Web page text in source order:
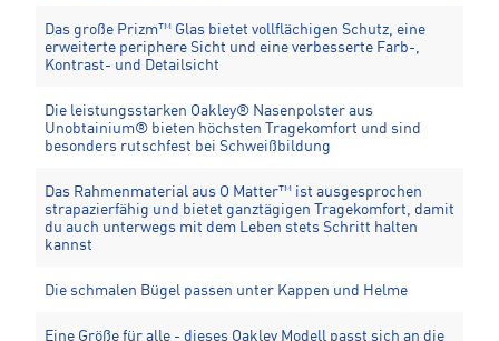
Das große Prizm™ Glas bietet vollflächigen Schutz, eine
erweiterte periphere Sicht und eine verbesserte Farb-,
Kontrast- und Detailsicht
Die leistungsstarken Oakley® Nasenpolster aus
Unobtainium® bieten höchsten Tragekomfort und sind
besonders rutschfest bei Schweißbildung
Das Rahmenmaterial aus O Matter™ ist ausgesprochen
strapazierfähig und bietet ganztägigen Tragekomfort, damit
du auch unterwegs mit dem Leben stets Schritt halten
kannst
Die schmalen Bügel passen unter Kappen und Helme
Eine Größe für alle - dieses Oakley Modell passt sich an die